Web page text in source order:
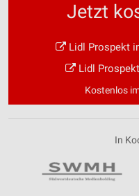
Jetzt
Lidl Prospekt
Lidl
Kostenlos
In